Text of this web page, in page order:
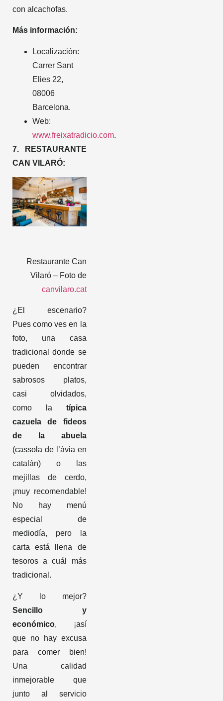
con alcachofas.
Más información:
Localización:
Carrer Sant
Elies 22,
08006
Barcelona.
Web:
www.freixatradicio.com.
7. RESTAURANTE
CAN VILARÓ:
Restaurante Can
Vilaró – Foto de
canvilaro.cat
¿El escenario?
Pues como ves en la
foto, una casa
tradicional donde se
pueden encontrar
sabrosos platos,
casi olvidados,
como la típica
cazuela de fideos
de la abuela
(cassola de l’àvia en
catalán) o las
mejillas de cerdo,
¡muy recomendable!
No hay menú
especial de
mediodía, pero la
carta está llena de
tesoros a cuál más
tradicional.
¿Y lo mejor?
Sencillo y
económico, ¡así
que no hay excusa
para comer bien!
Una calidad
inmejorable que
junto al servicio